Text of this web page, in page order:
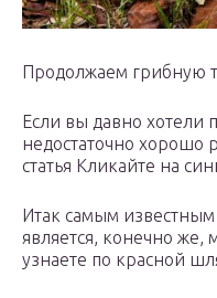
Продолжаем грибную
Если вы давно хотели
недостаточно хорошо
статья Кликайте на
Итак самым
является, конечно же,
узнаете по красной